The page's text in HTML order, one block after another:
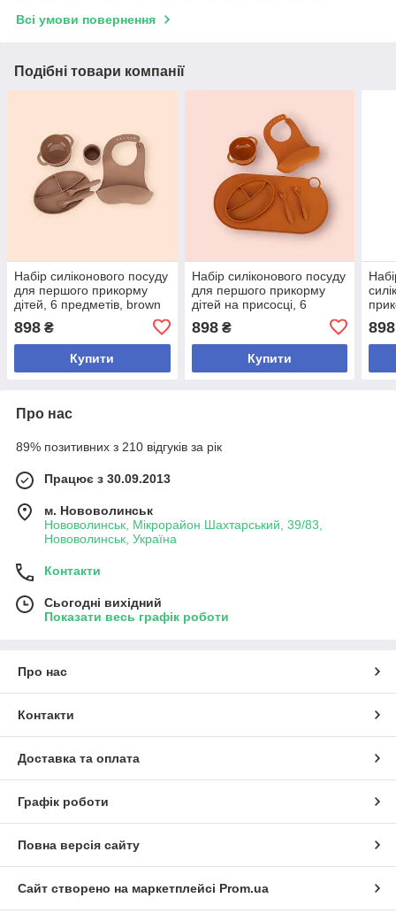
Всі умови повернення
Подібні товари компанії
Набір силіконового посуду
для першого прикорму
дітей, 6 предметів, brown
898 ₴
Купити
Набір силіконового посуду
для першого прикорму
дітей на присосці, 6
898₴
Купити
898
Про нас
89% позитивних з 210 відгуків за рік
Працює з 30.09.2013
м. Нововолинськ
Нововолинськ, Мікрорайон Шахтарський, 39/83,
Нововолинськ, Україна
Контакти
Сьогодні вихідний
Показати весь графік роботи
Про нас
Контакти
Доставка та оплата
Графік роботи
Повна версія сайту
Сайт створено на маркетплейсі Prom.ua